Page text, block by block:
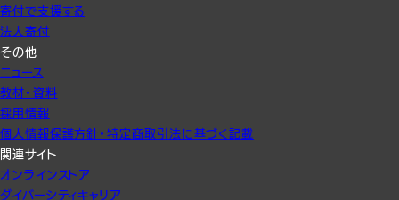
寄付で支援する
法人寄付
その他
ニュース
教材・資料
採用情報
個人情報保護方針・特定商取引法に基づく記載
関連サイト
オンラインストア
ダイバーシティキャリア